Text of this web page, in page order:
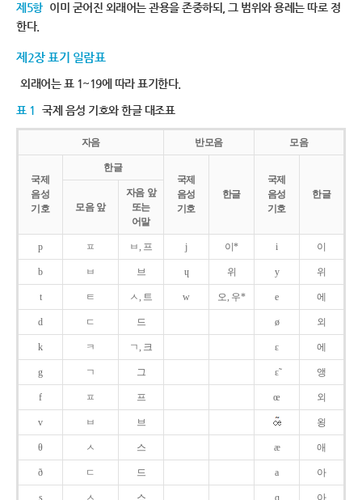
제5항 이미 굳어진 외래어는 관용을 존중하되, 그 범위와 용례는 따로 정
한다.
제2장 표기 일람표
외래어는 표 1~19에 따라 표기한다.
표 1 국제 음성 기호와 한글 대조표
자음 반모음 모음
국제
음성
기호
한글
국제
음성
기호
한글
국제
음성
기호
한글
모음 앞
자음 앞
또는
어말
p ㅍ ㅂ, 프 j 이* i 이
b ㅂ 브 ɥ 위 y 위
t ㅌ ㅅ, 트 w 오, 우* e 에
d ㄷ 드 ø 외
k ㅋ ㄱ, 크 ɛ 에
g ㄱ 그 ɛ̃ 앵
f ㅍ 프 œ 외
v ㅂ 브 욍
θ ㅅ 스 æ 애
ð ㄷ 드 a 아
s ㅅ 스 ɑ 아